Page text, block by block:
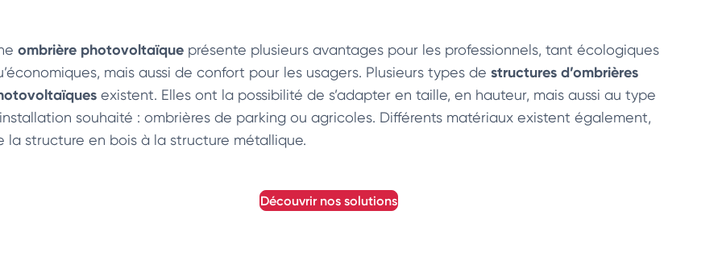
ombrière photovoltaïque présente plusieurs avantages pour les professionnels, tant écologiques
mais aussi de confort pour les usagers. Plusieurs types de structures d’ombrières
existent. Elles ont la possibilité de s’adapter en taille, en hauteur, mais aussi au type
souhaité : ombrières de parking ou agricoles. Différents matériaux existent également,
la structure en bois à la structure métallique.
découvrir nos solutions